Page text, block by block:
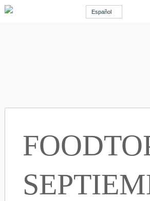
Español